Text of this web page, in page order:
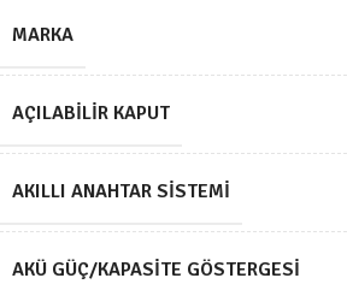
MARKA
AÇILABILIR KAPUT
AKILLI ANAHTAR SISTEMI
AKÜ GÜÇ/KAPASITE GÖSTERGESI